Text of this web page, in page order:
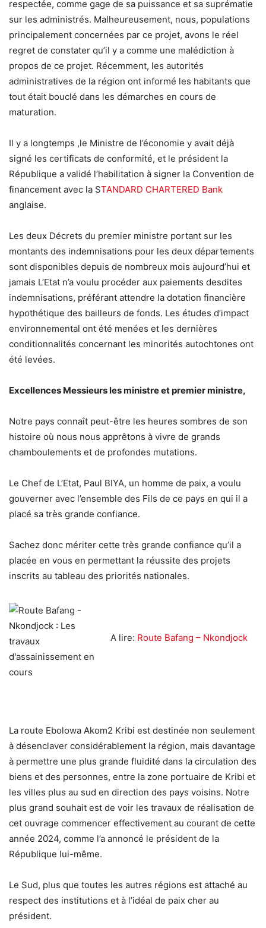
respectée, comme gage de sa puissance et sa suprématie
sur les administrés. Malheureusement, nous, populations
principalement concernées par ce projet, avons le réel
regret de constater qu’il y a comme une malédiction à
propos de ce projet. Récemment, les autorités
administratives de la région ont informé les habitants que
tout était bouclé dans les démarches en cours de
maturation.
Il y a longtemps ,le Ministre de l’économie y avait déjà
signé les certificats de conformité, et le président la
République a validé l’habilitation à signer la Convention de
financement avec la STANDARD CHARTERED Bank
anglaise.
Les deux Décrets du premier ministre portant sur les
montants des indemnisations pour les deux départements
sont disponibles depuis de nombreux mois aujourd’hui et
jamais L’Etat n’a voulu procéder aux paiements desdites
indemnisations, préférant attendre la dotation financière
hypothétique des bailleurs de fonds. Les études d’impact
environnemental ont été menées et les dernières
conditionnalités concernant les minorités autochtones ont
été levées.
Excellences Messieurs les ministre et premier ministre,
Notre pays connaît peut-être les heures sombres de son
histoire où nous nous apprêtons à vivre de grands
chamboulements et de profondes mutations.
Le Chef de L’Etat, Paul BIYA, un homme de paix, a voulu
gouverner avec l’ensemble des Fils de ce pays en qui il a
placé sa très grande confiance.
Sachez donc mériter cette très grande confiance qu’il a
placée en vous en permettant la réussite des projets
inscrits au tableau des priorités nationales.
A lire: Route Bafang – Nkondjock
La route Ebolowa Akom2 Kribi est destinée non seulement
à désenclaver considérablement la région, mais davantage
à permettre une plus grande fluidité dans la circulation des
biens et des personnes, entre la zone portuaire de Kribi et
les villes plus au sud en direction des pays voisins. Notre
plus grand souhait est de voir les travaux de réalisation de
cet ouvrage commencer effectivement au courant de cette
année 2024, comme l’a annoncé le président de la
République lui-même.
Le Sud, plus que toutes les autres régions est attaché au
respect des institutions et à l’idéal de paix cher au
président.